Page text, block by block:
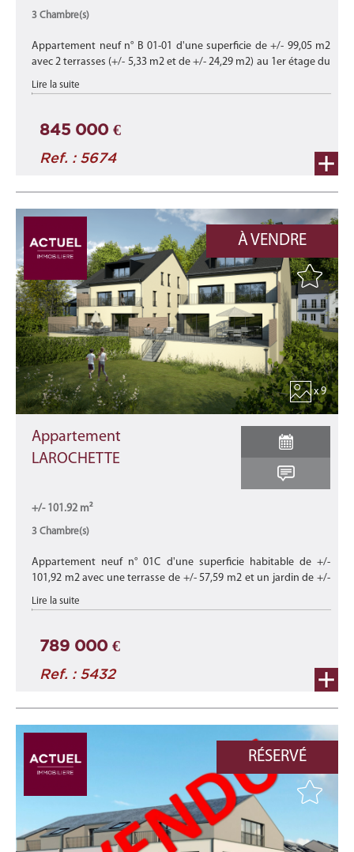
3 Chambre(s)
Appartement neuf n° B 01-01 d'une superficie de +/- 99,05 m2
avec 2 terrasses (+/- 5,33 m2 et de +/- 24,29 m2) au 1er étage du
bâtiment B de cette nouvelle résidence commercial répartis sur
2 bâ ...
Lire la suite
845 000 €
Ref. : 5674
À VENDRE
x 9
Appartement
LAROCHETTE
+/- 101.92 m²
3 Chambre(s)
Appartement neuf n° 01C d'une superficie habitable de +/-
101,92 m2 avec une terrasse de +/- 57,59 m2 et un jardin de +/-
886,68 m2 situé au rez-de-chaussée du bâtiment '67C' de cette
nouvelle ré ...
Lire la suite
789 000 €
Ref. : 5432
RÉSERVÉ